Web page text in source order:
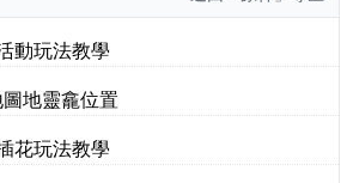
動玩法教學
地靈龕位置
花玩法教學